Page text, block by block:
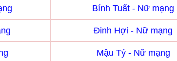
Bính Tuất - Nữ mạng
Đinh Hợi - Nữ mạng
Mậu Tý - Nữ mạng